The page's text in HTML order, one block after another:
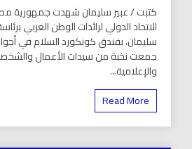
كتبت / عبير سليمان شهدت جمهورية
الاتحاد الدولي لرائدات الوطن العربي
سليمان، بفندق كونكورد السلام في
جمعت نخبة من سيدات الأعمال
والإعلامية...
Read More